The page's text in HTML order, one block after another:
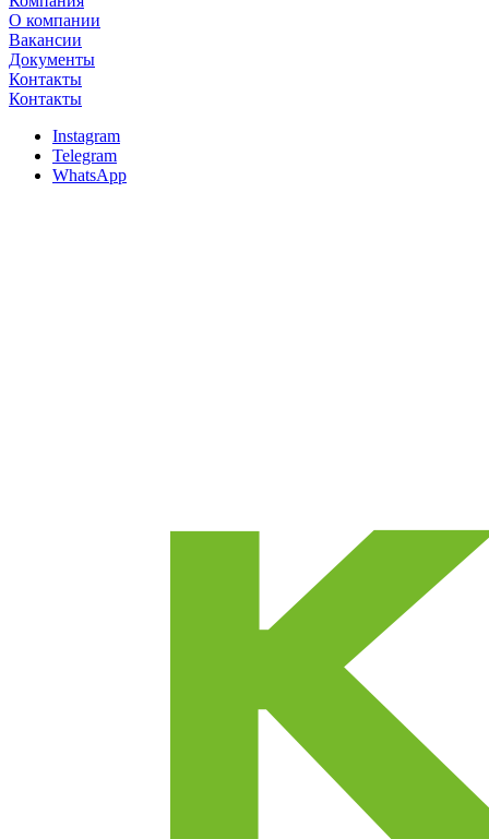
О компании
Вакансии
Документы
Контакты
Контакты
Instagram
Telegram
WhatsApp